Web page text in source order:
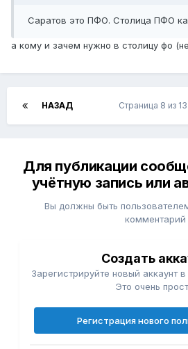
Саратов это ПФО. Столица ПФО
а кому и зачем нужно в столицу фо
НАЗАД Страница 8 из 13
Для публикации
учётную запись или
Вы должны быть
комментарий
Создать
Зарегистрируйте новый аккаунт
Это очень
Регистрация нового